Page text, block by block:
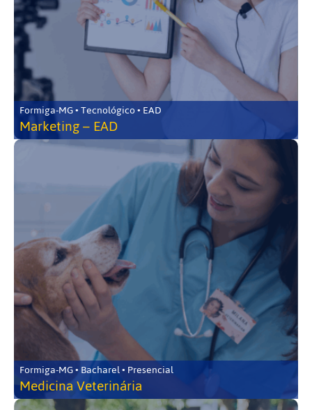
Formiga-MG • Tecnológico • EAD
Marketing – EAD
Formiga-MG • Bacharel • Presencial
Medicina Veterinária